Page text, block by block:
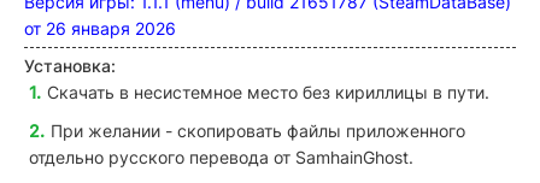
от 26 января 2026
Установка:
Скачать в несистемное место без кириллицы в пути.
При желании - скопировать файлы приложенного
отдельно русского перевода от SamhainGhost.